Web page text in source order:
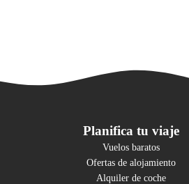
Planifica tu viaje
Vuelos baratos
Ofertas de alojamiento
Alquiler de coche